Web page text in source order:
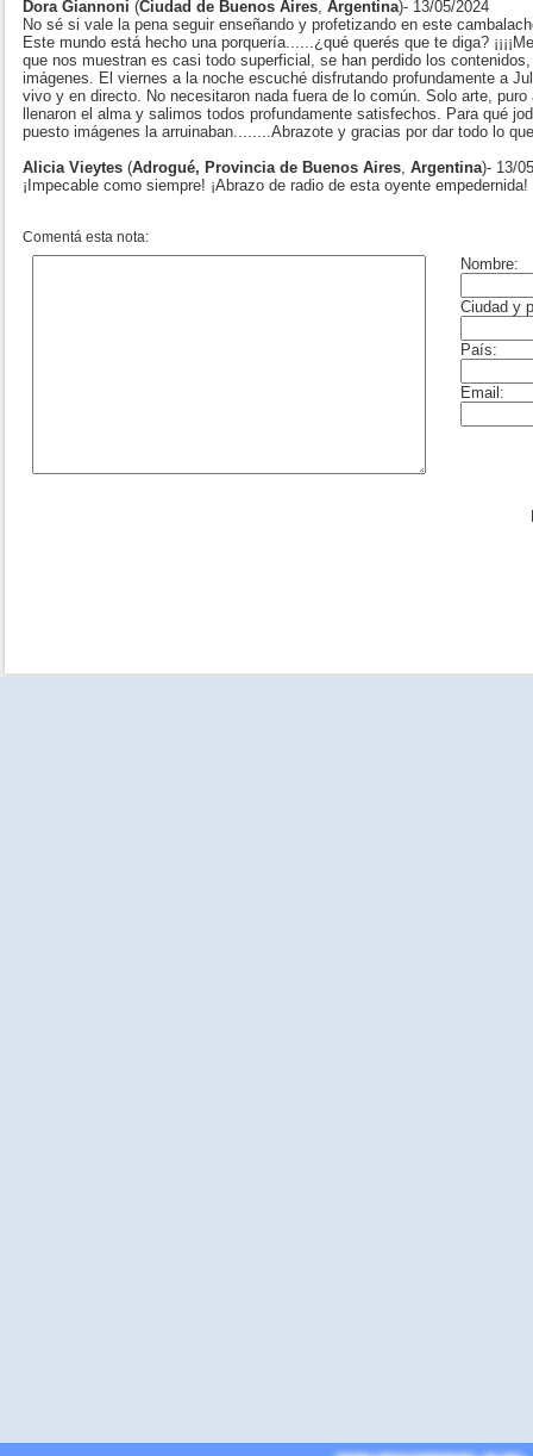
Dora Giannoni (Ciudad de Buenos Aires Argentina)- 13/05/2024
No sé si vale la pena seguir enseñando y profetizando en este
Este mundo está hecho una porquería......¿qué querés que te diga?
que nos muestran es casi todo superficial, se han perdido los
imágenes. El viernes a la noche escuché disfrutando profundamente a
vivo y en directo. No necesitaron nada fuera de lo común. Solo arte,
llenaron el alma y salimos todos profundamente satisfechos. Para qué
puesto imágenes la arruinaban........Abrazote y gracias por dar todo lo
Alicia Vieytes (Adrogué, Provincia de Buenos Aires Argentina)- 13/
¡Impecable como siempre! ¡Abrazo de radio de esta oyente empedernida!
Comentá esta nota: